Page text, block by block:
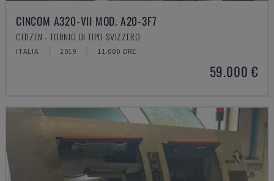
CINCOM A320-VII MOD. A20-3F7
CITIZEN - TORNIO DI TIPO SVIZZERO
ITALIA 2019 11.000 ORE
59.000 €